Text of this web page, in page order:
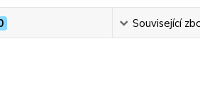
Související